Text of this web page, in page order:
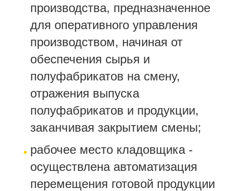
производства, предназначенное
для оперативного управления
производством, начиная от
обеспечения сырья и
полуфабрикатов на смену,
отражения выпуска
полуфабрикатов и продукции,
заканчивая закрытием смены;
рабочее место кладовщика -
осуществлена автоматизация
перемещения готовой продукции